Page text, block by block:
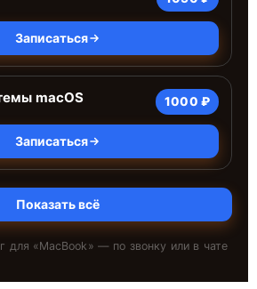
Записаться
macOS 1000 ₽
Записаться
Показать всё
для «MacBook » — по звонку или в чате